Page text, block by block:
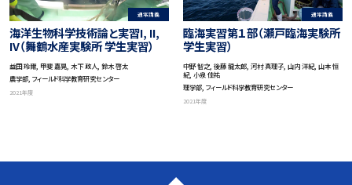
通常講義
海洋生物科学技術論と実習I, II,
IV（舞鶴水産実験所 学生実習）
益田 玲爾, 甲斐 嘉晃, 木下 政人, 鈴木 啓太
農学部, フィールド科学教育研究センター
2021年度
通常講義
臨海実習第１部（瀬戸臨海実験所
学生実習）
中野 智之, 後藤 龍太郎, 河村 真理子, 山内 洋紀, 山本 恒
紀, 小泉 佳祐
理学部, フィールド科学教育研究センター
2021年度